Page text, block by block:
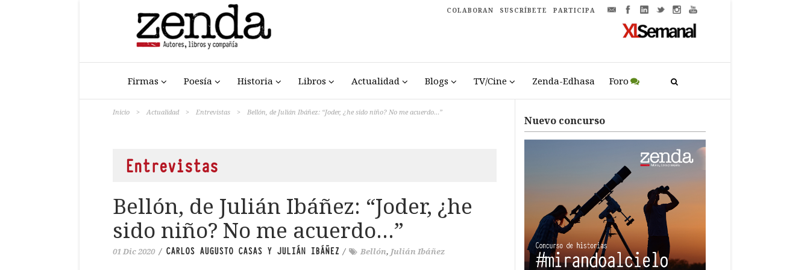
COLABORAN SUSCRÍBETE PARTICIPA
Firmas Poesía Historia Libros Actualidad Blogs TV/Cine Zenda-Edhasa Foro
Inicio > Actualidad > Entrevistas > Bellón, de Julián Ibáñez: “Joder, ¿he sido niño? No me acuerdo…”
Entrevistas
Bellón, de Julián Ibáñez: “Joder, ¿he
sido niño? No me acuerdo…”
01 Dic 2020 / CARLOS AUGUSTO CASAS Y JULIÁN IBÁÑEZ / Bellón, Julián Ibáñez
Nuevo concurso